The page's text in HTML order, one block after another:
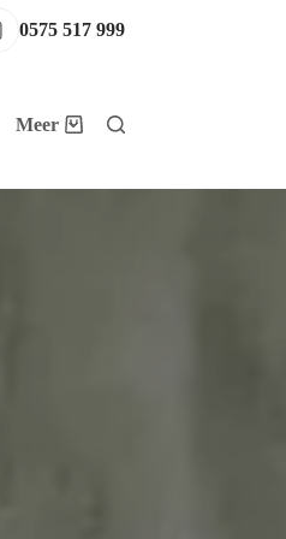
0575 517 999
Meer Winkelwagen